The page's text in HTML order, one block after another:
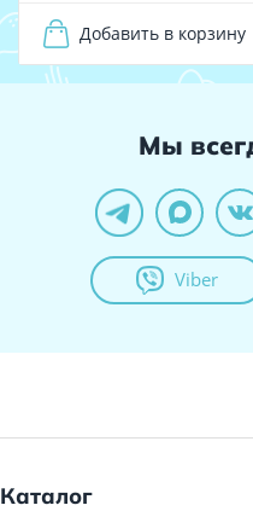
Добавить в корзину
Мы
Viber
Каталог